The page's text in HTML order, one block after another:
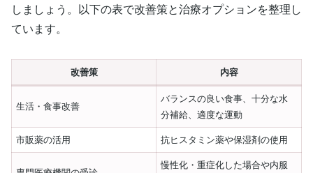
しましょう。以下の表で改善策と治療オプションを整理し
ています。
改善策 内容
生活・食事改善
バランスの良い食事、十分な水
分補給、適度な運動
市販薬の活用 抗ヒスタミン薬や保湿剤の使用
慢性化・重症化した場合や内服